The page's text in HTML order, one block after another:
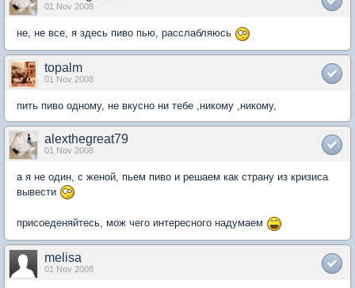
01 Nov 2008
не, не все, я здесь пиво пью, расслабляюсь
topalm
01 Nov 2008
пить пиво одному, не вкусно ни тебе ,никому ,никому,
alexthegreat79
01 Nov 2008
а я не один, с женой, пьем пиво и решаем как страну из кризиса
вывести
присоеденяйтесь, мож чего интересного надумаем
melisa
01 Nov 2008